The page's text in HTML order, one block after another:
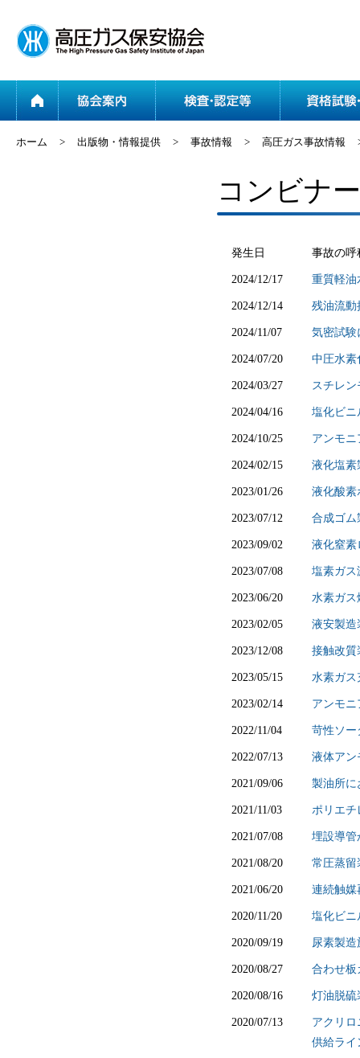
協会案内
ホーム > 出版物・情報提供 > 事故情報 > 高圧ガス事故情報
コンビナ
発生日 事故の呼
2024/12/17 重質軽油
2024/12/14 残油流
2024/11/07 気密試験
2024/07/20 中圧水素
2024/03/27 スチレ
2024/04/16 塩化ビニ
2024/10/25 アンモ
2024/02/15 液化塩素
2023/01/26 液化酸素
2023/07/12 合成ゴム
2023/09/02 液化窒素
2023/07/08 塩素ガス
2023/06/20 水素ガス
2023/02/05 液安製造
2023/12/08 接触改質
2023/05/15 水素ガス
2023/02/14 アンモニ
2022/11/04 苛性ソー
2022/07/13 液体アン
2021/09/06 製油所に
2021/11/03 ポリエチ
2021/07/08 埋設導管
2021/08/20 常圧蒸留
2021/06/20 連続触媒
2020/11/20 塩化ビニ
2020/09/19 尿素製
2020/08/27 合わせ板
2020/08/16 灯油脱
2020/07/13
アクリ
供給ライ